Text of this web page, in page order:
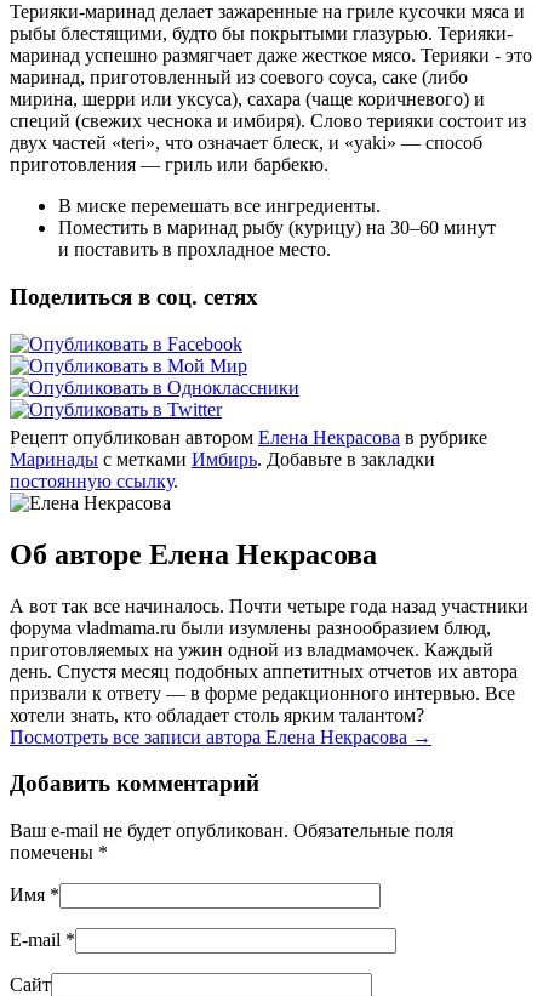
Терияки-маринад делает зажаренные на гриле кусочки мяса и
рыбы блестящими, будто бы покрытыми глазурью. Терияки-
маринад успешно размягчает даже жесткое мясо. Терияки - это
маринад, приготовленный из соевого соуса, саке (либо
мирина, шерри или уксуса), сахара (чаще коричневого) и
специй (свежих чеснока и имбиря). Слово терияки состоит из
двух частей «teri», что означает блеск, и «yaki» — способ
приготовления — гриль или барбекю.
В миске перемешать все ингредиенты.
Поместить в маринад рыбу (курицу) на 30–60 минут
и поставить в прохладное место.
Поделиться в соц. сетях
Рецепт опубликован автором Елена Некрасова в рубрике
Маринады с метками Имбирь. Добавьте в закладки
постоянную ссылку.
Об авторе Елена Некрасова
А вот так все начиналось. Почти четыре года назад участники
форума vladmama.ru были изумлены разнообразием блюд,
приготовляемых на ужин одной из владмамочек. Каждый
день. Спустя месяц подобных аппетитных отчетов их автора
призвали к ответу — в форме редакционного интервью. Все
хотели знать, кто обладает столь ярким талантом?
Посмотреть все записи автора Елена Некрасова →
Добавить комментарий
Ваш e-mail не будет опубликован. Обязательные поля
помечены *
Имя *
E-mail *
Сайт